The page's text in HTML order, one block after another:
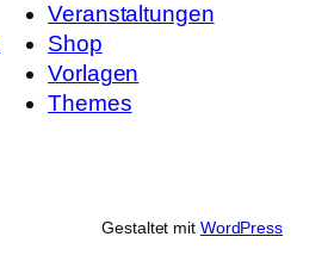
Veranstaltungen
Shop
Vorlagen
Themes
Gestaltet mit WordPress